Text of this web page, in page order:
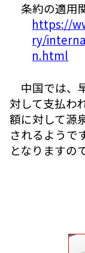
条約の適用
https://
ry/
n.html
中国では、
対して支払わ
額に対して源
されるようで
となりますの